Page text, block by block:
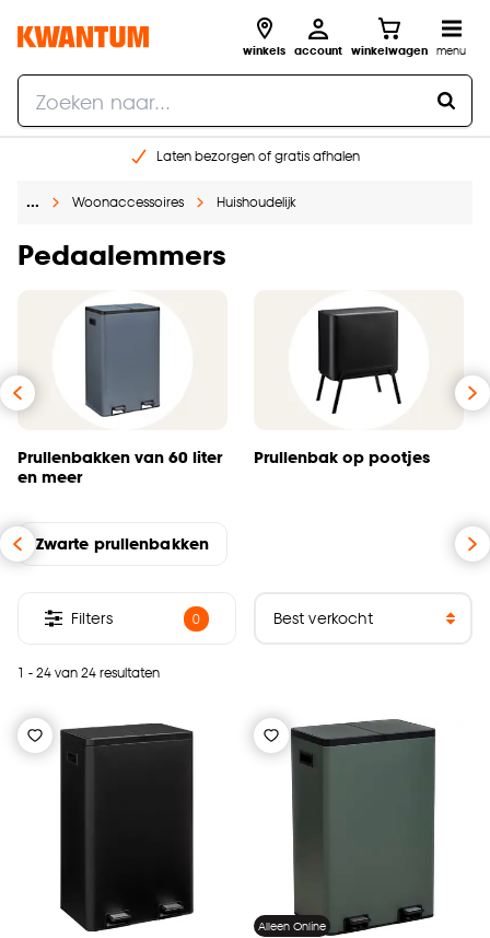
winkels account winkelwagen menu
Laten bezorgen of gratis afhalen
Gratis raam advies en opmeten aan huis
… Woonaccessoires Huishoudelijk
Pedaalemmers
Prullenbakken van 60 liter
en meer
Prullenbak op pootjes
Zwarte prullenbakken
1 - 24 van 24 resultaten
Filters 0
Alleen Online